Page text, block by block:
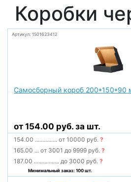
Коробки
Артикул: 1501623412
Самосборный короб
от 154.00 руб. за шт.
154.00 ............... от 10000 руб.?
165.00 ... от 3001 до 9999 руб.?
187.00 ................. до 3000 руб.?
Минимальный заказ: 100 шт.